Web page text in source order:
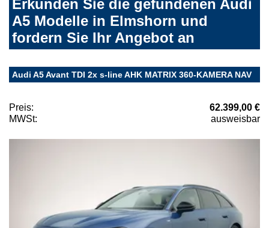
Erkunden Sie die gefundenen Audi
A5 Modelle in Elmshorn und
fordern Sie Ihr Angebot an
Audi A5 Avant TDI 2x s-line AHK MATRIX 360-KAMERA NAV
Preis:
62.399,00 €
MWSt:
ausweisbar